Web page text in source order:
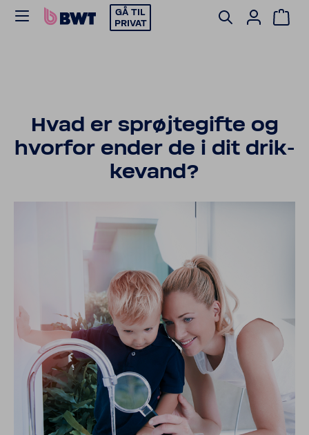
GÅ TIL
PRIVAT
Hvad er sprøj­te­gifte og
hvorfor ender de i dit drik­
ke­vand?